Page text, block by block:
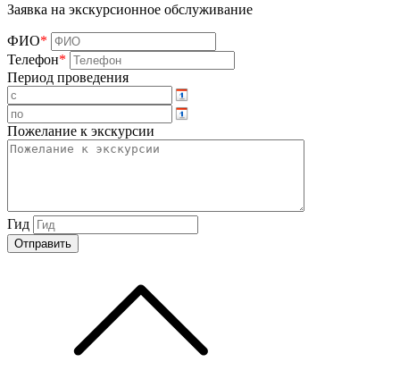
Заявка на экскурсионное обслуживание
ФИО*
Телефон*
Период проведения
Пожелание к экскурсии
Гид